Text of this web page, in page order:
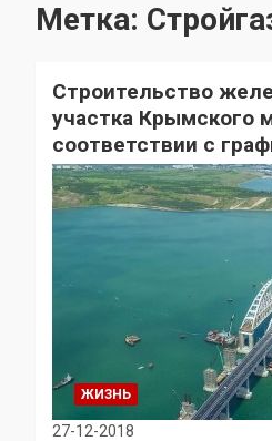
Метка:
Строительство
участка Крымского
соответствии с
ЖИЗНЬ
27-12-2018